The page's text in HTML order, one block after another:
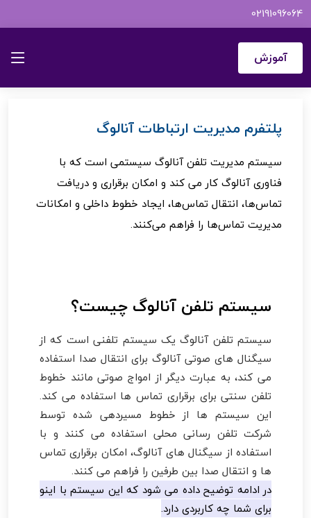
02191096064
آموزش
اینـــــو سیستم مدیریت تلفن آنالوگ
پلتفرم مدیریت ارتباطات آنالوگ
سیستم مدیریت تلفن آنالوگ سیستمی است که با
فناوری آنالوگ کار می کند و امکان برقراری و دریافت
تماس‌ها، انتقال تماس‌ها، ایجاد خطوط داخلی و امکانات
مدیریت تماس‌ها را فراهم می‌کنند.
سیستم تلفن آنالوگ چیست؟
سیستم تلفن آنالوگ یک سیستم تلفنی است که از
سیگنال های صوتی آنالوگ برای انتقال صدا استفاده
می کند، به عبارت دیگر از امواج صوتی مانند خطوط
تلفن سنتی برای برقراری تماس ها استفاده می کند.
این سیستم ها از خطوط مسیردهی شده توسط
شرکت تلفن رسانی محلی استفاده می کنند و با
استفاده از سیگنال های آنالوگ، امکان برقراری تماس
ها و انتقال صدا بین طرفین را فراهم می کنند.
در ادامه توضیح داده می شود که این سیستم با اینو
برای شما چه کاربردی دارد.